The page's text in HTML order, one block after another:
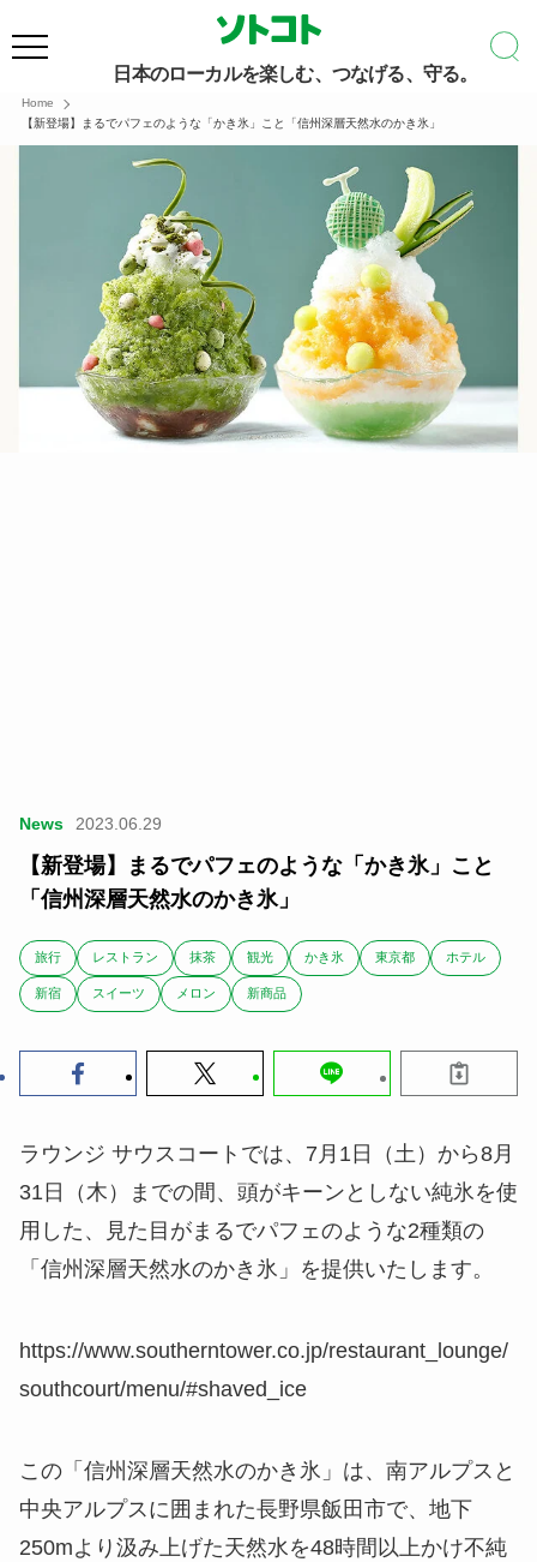
日本のローカルを楽しむ、つなげる、守る。
Home
【新登場】まるでパフェのような「かき氷」こと「信州深層天然水のかき氷」
News 2023.06.29
【新登場】まるでパフェのような「かき氷」こと
「信州深層天然水のかき氷」
旅行 レストラン 抹茶 観光 かき氷 東京都 ホテル
新宿 スイーツ メロン 新商品
ラウンジ サウスコートでは、7月1日（土）から8月
31日（木）までの間、頭がキーンとしない純氷を使
用した、見た目がまるでパフェのような2種類の
「信州深層天然水のかき氷」を提供いたします。
https://www.southerntower.co.jp/restaurant_lounge/
southcourt/menu/#shaved_ice
この「信州深層天然水のかき氷」は、南アルプスと
中央アルプスに囲まれた長野県飯田市で、地下
250mより汲み上げた天然水を48時間以上かけ不純